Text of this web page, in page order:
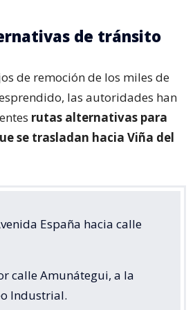
de tránsito
de remoción de los miles de
las autoridades han
rutas alternativas para
se trasladan hacia Viña del
España hacia calle
calle Amunátegui, a la
Industrial.